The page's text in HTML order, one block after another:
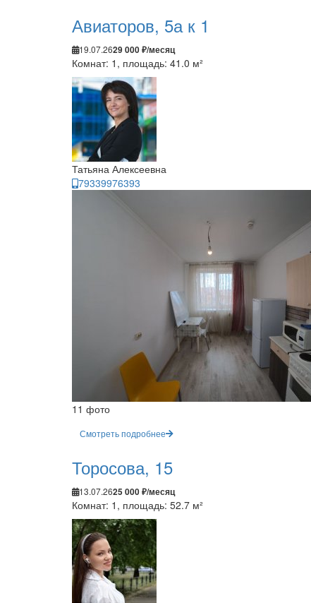
Авиаторов, 5а к 1
19.07.2629 000 ₽/месяц
Комнат: 1, площадь: 41.0 м²
Татьяна Алексеевна
79339976393
11 фото
Смотреть подробнее
Торосова, 15
13.07.2625 000 ₽/месяц
Комнат: 1, площадь: 52.7 м²